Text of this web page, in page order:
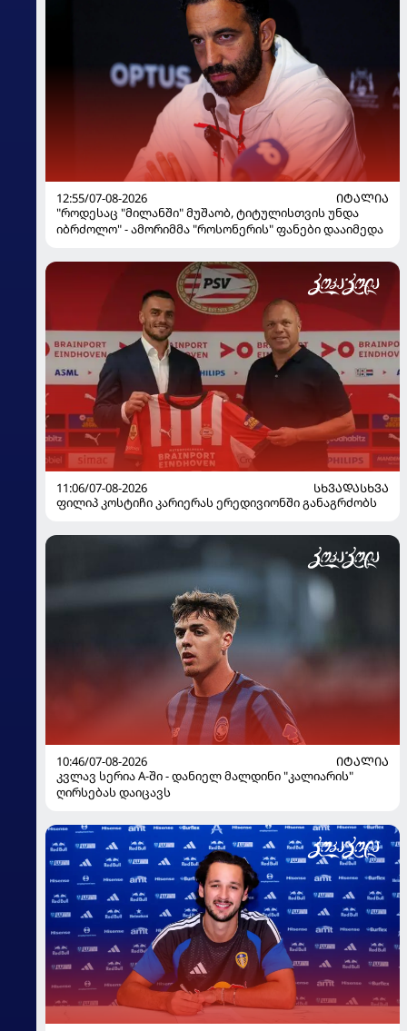
12:55/07-08-2026
ᲘᲢᲐᲚᲘᲐ
"როდესაც "მილანში" მუშაობ, ტიტულისთვის უნდა
იბრძოლო" - ამორიმმა "როსონერის" ფანები დააიმედა
11:06/07-08-2026
ᲡᲮᲕᲐᲓᲐᲡᲮᲕᲐ
ფილიპ კოსტიჩი კარიერას ერედივიონში განაგრძობს
10:46/07-08-2026
ᲘᲢᲐᲚᲘᲐ
კვლავ სერია A-ში - დანიელ მალდინი "კალიარის"
ღირსებას დაიცავს